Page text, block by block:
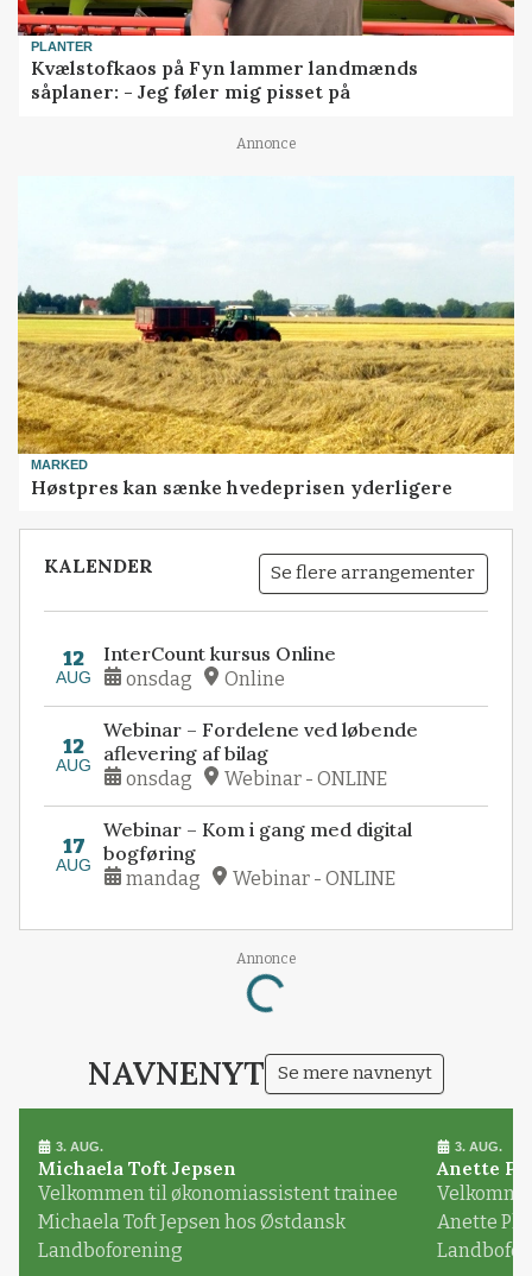
PLANTER
Kvælstofkaos på Fyn lammer landmænds
såplaner: - Jeg føler mig pisset på
Annonce
MARKED
Høstpres kan sænke hvedeprisen yderligere
KALENDER Se flere arrangementer
12
AUG
InterCount kursus Online
onsdag Online
12
AUG
Webinar – Fordelene ved løbende
aflevering af bilag
onsdag Webinar - ONLINE
17
AUG
Webinar – Kom i gang med digital
bogføring
mandag Webinar - ONLINE
Annonce
Loading...
NAVNENYT Se mere navnenyt
3. AUG.
Michaela Toft Jepsen
Velkommen til økonomiassistent trainee
Michaela Toft Jepsen hos Østdansk
Landboforening
3. AUG.
Anette
Anette